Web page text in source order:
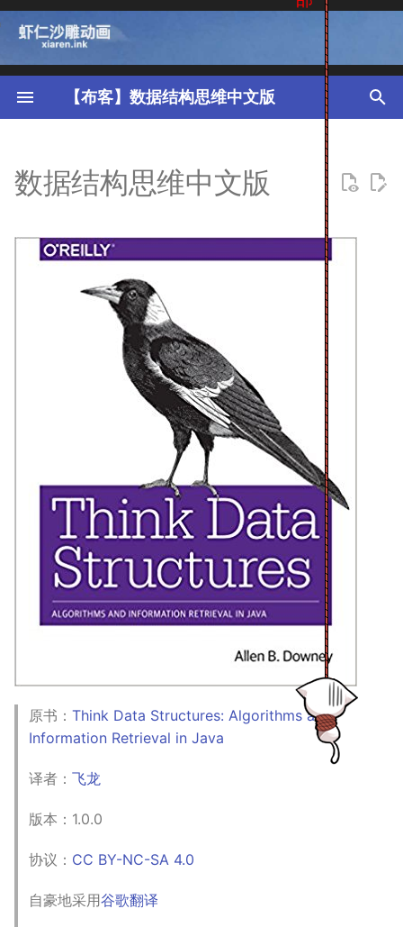
【布客】数据结构思维中文版
入
始
数据结构思维中文版
原书： Think Data Structures: Algorithms and
Information Retrieval in Java
译者： 飞龙
版本：1.0.0
协议： CC BY-NC-SA 4.0
自豪地采用谷歌翻译